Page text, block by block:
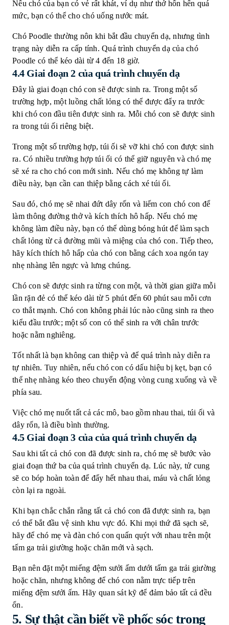
Nếu chó của bạn có vẻ rất khát, ví dụ như thở hổn hển quá
mức, bạn có thể cho chó uống nước mát.
Chó Poodle thường nôn khi bắt đầu chuyển dạ, nhưng tình
trạng này diễn ra cấp tính. Quá trình chuyển dạ của chó
Poodle có thể kéo dài từ 4 đến 18 giờ.
4.4 Giai đoạn 2 của quá trình chuyển dạ
Đây là giai đoạn chó con sẽ được sinh ra. Trong một số
trường hợp, một luồng chất lỏng có thể được đẩy ra trước
khi chó con đầu tiên được sinh ra. Mỗi chó con sẽ được sinh
ra trong túi ối riêng biệt.
Trong một số trường hợp, túi ối sẽ vỡ khi chó con được sinh
ra. Có nhiều trường hợp túi ối có thể giữ nguyên và chó mẹ
sẽ xé ra cho chó con mới sinh. Nếu chó mẹ không tự làm
điều này, bạn cần can thiệp bằng cách xé túi ối.
Sau đó, chó mẹ sẽ nhai đứt dây rốn và liếm con chó con để
làm thông đường thở và kích thích hô hấp. Nếu chó mẹ
không làm điều này, bạn có thể dùng bóng hút để làm sạch
chất lỏng từ cả đường mũi và miệng của chó con. Tiếp theo,
hãy kích thích hô hấp của chó con bằng cách xoa ngón tay
nhẹ nhàng lên ngực và lưng chúng.
Chó con sẽ được sinh ra từng con một, và thời gian giữa mỗi
lần rặn đẻ có thể kéo dài từ 5 phút đến 60 phút sau mỗi cơn
co thắt mạnh. Chó con không phải lúc nào cũng sinh ra theo
kiểu đầu trước; một số con có thể sinh ra với chân trước
hoặc nằm nghiêng.
Tốt nhất là bạn không can thiệp và để quá trình này diễn ra
tự nhiên. Tuy nhiên, nếu chó con có dấu hiệu bị kẹt, bạn có
thể nhẹ nhàng kéo theo chuyển động vòng cung xuống và về
phía sau.
Việc chó mẹ nuốt tất cả các mô, bao gồm nhau thai, túi ối và
dây rốn, là điều bình thường.
4.5 Giai đoạn 3 của của quá trình chuyển dạ
Sau khi tất cả chó con đã được sinh ra, chó mẹ sẽ bước vào
giai đoạn thứ ba của quá trình chuyển dạ. Lúc này, tử cung
sẽ co bóp hoàn toàn để đẩy hết nhau thai, máu và chất lỏng
còn lại ra ngoài.
Khi bạn chắc chắn rằng tất cả chó con đã được sinh ra, bạn
có thể bắt đầu vệ sinh khu vực đó. Khi mọi thứ đã sạch sẽ,
hãy để chó mẹ và đàn chó con quấn quýt với nhau trên một
tấm ga trải giường hoặc chăn mới và sạch.
Bạn nên đặt một miếng đệm sưởi ấm dưới tấm ga trải giường
hoặc chăn, nhưng không để chó con nằm trực tiếp trên
miếng đệm sưởi ấm. Hãy quan sát kỹ để đảm bảo tất cả đều
ổn.
5. Sự thật cần biết về phốc sóc trong